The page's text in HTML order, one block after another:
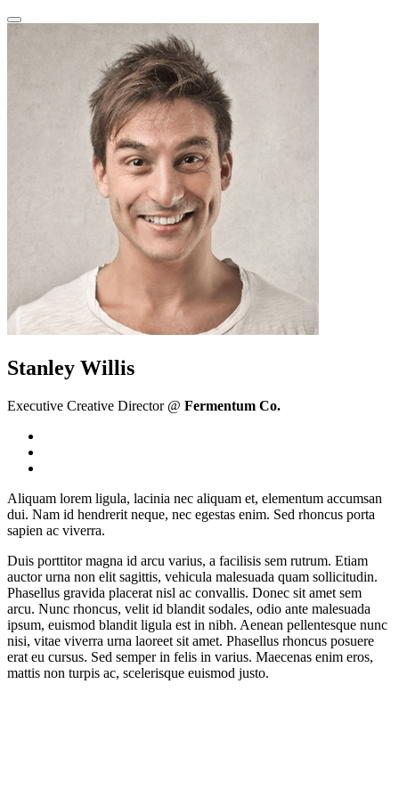
Stanley Willis
Executive Creative Director @ Fermentum Co.
Aliquam lorem ligula, lacinia nec aliquam et, elementum accumsan
dui. Nam id hendrerit neque, nec egestas enim. Sed rhoncus porta
sapien ac viverra.
Duis porttitor magna id arcu varius, a facilisis sem rutrum. Etiam
auctor urna non elit sagittis, vehicula malesuada quam sollicitudin.
Phasellus gravida placerat nisl ac convallis. Donec sit amet sem
arcu. Nunc rhoncus, velit id blandit sodales, odio ante malesuada
ipsum, euismod blandit ligula est in nibh. Aenean pellentesque nunc
nisi, vitae viverra urna laoreet sit amet. Phasellus rhoncus posuere
erat eu cursus. Sed semper in felis in varius. Maecenas enim eros,
mattis non turpis ac, scelerisque euismod justo.